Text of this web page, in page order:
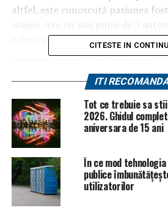
altfel, este cunoscută pasiunea
colecţia sa.
CITESTE IN
ITI
Tot ce trebuie sa
2026. Ghidul
aniversara de 15 ani
În ce mod
publice
utilizatorilor